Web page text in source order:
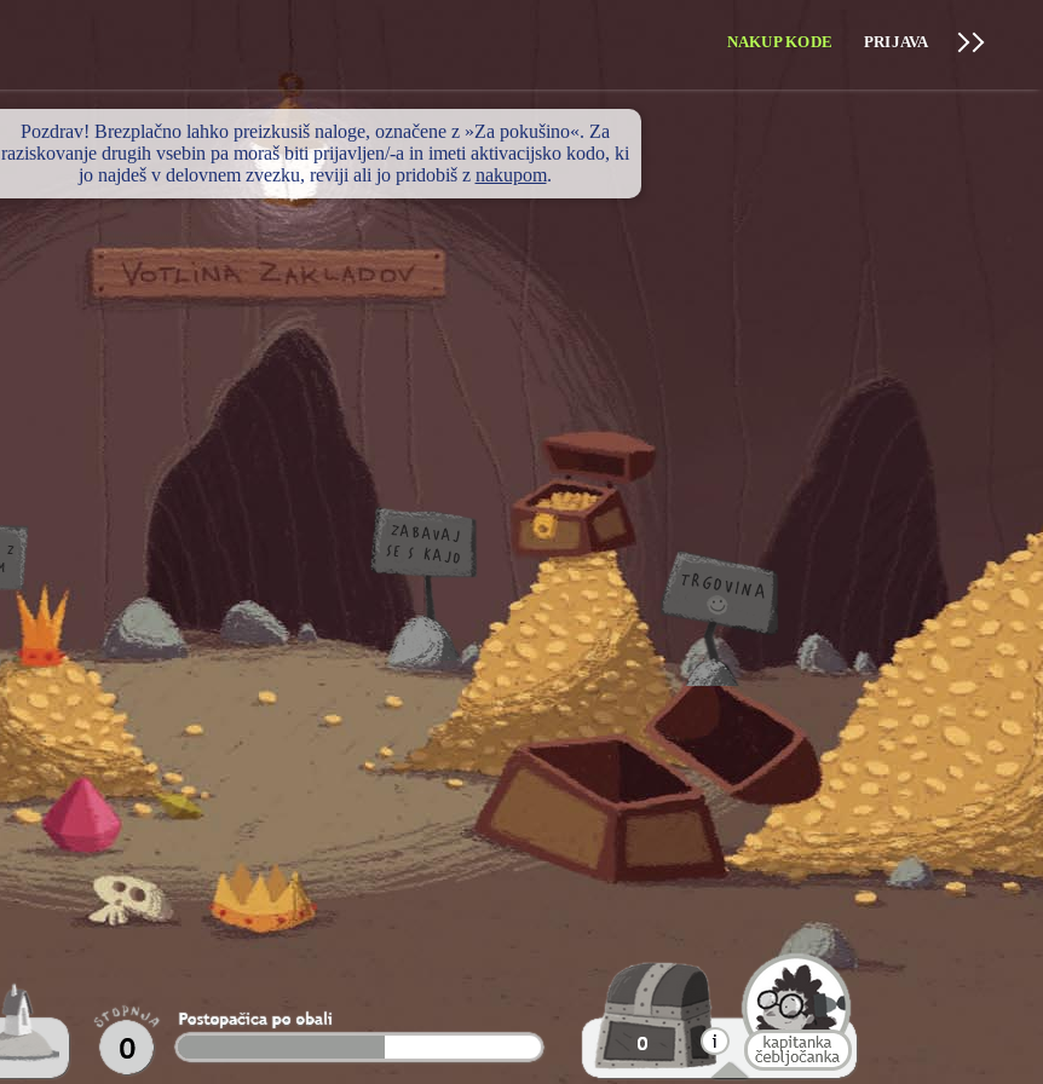
NAKUP KODE PRIJAVA
Pozdrav! Brezplačno lahko preizkusiš naloge, označene z »Za pokušino«. Za
raziskovanje drugih vsebin pa moraš biti prijavljen/-a in imeti aktivacijsko kodo, ki
jo najdeš v delovnem zvezku, reviji ali jo pridobiš z nakupom.